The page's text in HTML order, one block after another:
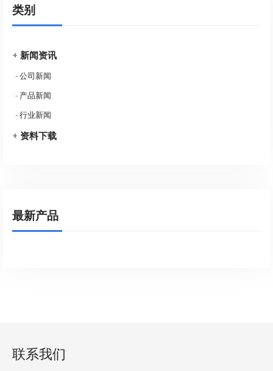
类别
+ 新闻资讯
-公司新闻
- 产品新闻
-行业新闻
+ 资料下载
最新产品
联系我们